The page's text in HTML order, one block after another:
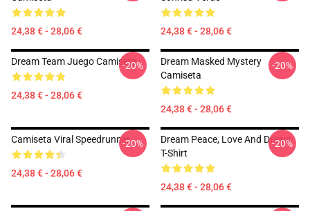
24,38 € - 28,06 € 24,38 € - 28,06 €
Dream Team Juego Camiseta
24,38 € - 28,06 €
-20%
Dream Masked Mystery
Camiseta
24,38 € - 28,06 €
-20%
Camiseta Viral Speedrunner
24,38 € - 28,06 €
-20%
Dream Peace, Love And Dream
T-Shirt
24,38 € - 28,06 €
-20%